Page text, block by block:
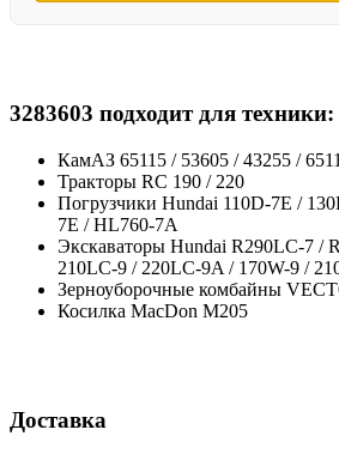
3283603 подходит для техники:
КамАЗ 65115 / 53605 / 43255 /
Тракторы RC 190 / 220
Погрузчики Hundai 110D-7E /
7E / HL760-7A
Экскаваторы Hundai R290LC-7 /
210LC-9 / 220LC-9A / 170W-9 /
Зерноуборочные комбайны
Косилка MacDon M205
Доставка